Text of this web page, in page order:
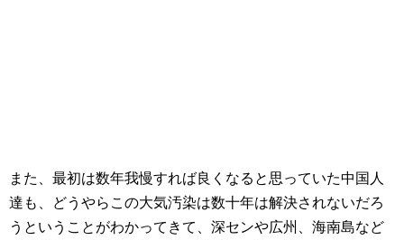
また、最初は数年我慢すれば良くなると思っていた中国人
達も、どうやらこの大気汚染は数十年は解決されないだろ
うということがわかってきて、深センや広州、海南島など